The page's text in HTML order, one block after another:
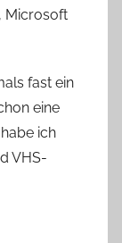
Microsoft
fast ein
eine
ich
VHS-